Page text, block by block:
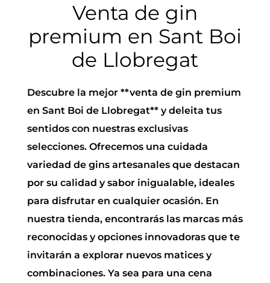
Venta de gin
premium en Sant Boi
de Llobregat
Descubre la mejor **venta de gin premium
en Sant Boi de Llobregat** y deleita tus
sentidos con nuestras exclusivas
selecciones. Ofrecemos una cuidada
variedad de gins artesanales que destacan
por su calidad y sabor inigualable, ideales
para disfrutar en cualquier ocasión. En
nuestra tienda, encontrarás las marcas más
reconocidas y opciones innovadoras que te
invitarán a explorar nuevos matices y
combinaciones. Ya sea para una cena